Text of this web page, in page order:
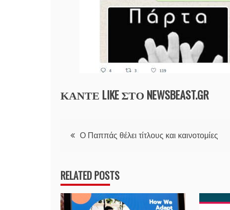
ΚΑΝΤΕ LIKE ΣΤΟ NEWSBEAST.GR
Πλοήγηση
Ο Παππάς θέλει τίτλους και καινοτομίες
RELATED POSTS